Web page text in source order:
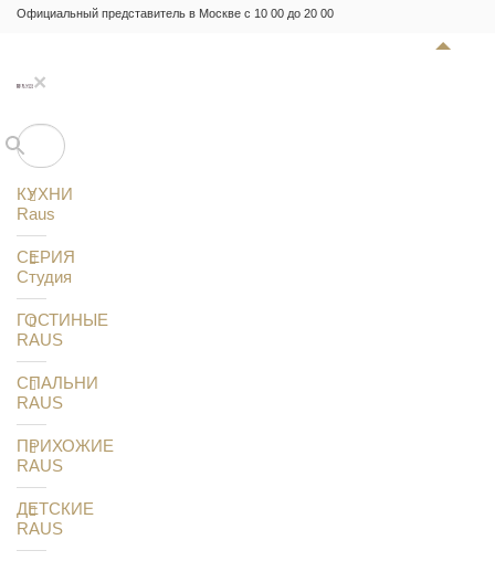
Официальный представитель в Москве с 10 00 до 20 00
×
КУХНИ
Raus
СЕРИЯ
Студия
ГОСТИНЫЕ
RAUS
СПАЛЬНИ
RAUS
ПРИХОЖИЕ
RAUS
ДЕТСКИЕ
RAUS